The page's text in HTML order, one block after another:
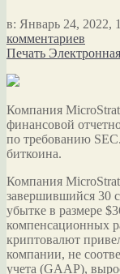
в: Январь 24, 2022,
комментариев
Печать
Компания
финансовой
по требованию
биткоина.
Компания
завершившийся 30
убытке в размере
компенсационных
криптовалют
компании, не
учета (GAAP),